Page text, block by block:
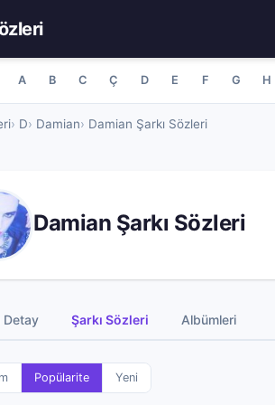
A B C Ç D E F G H
D Damian Damian Şarkı Sözleri
Damian Şarkı Sözleri
Detay Şarkı Sözleri Albümleri
Popülarite Yeni